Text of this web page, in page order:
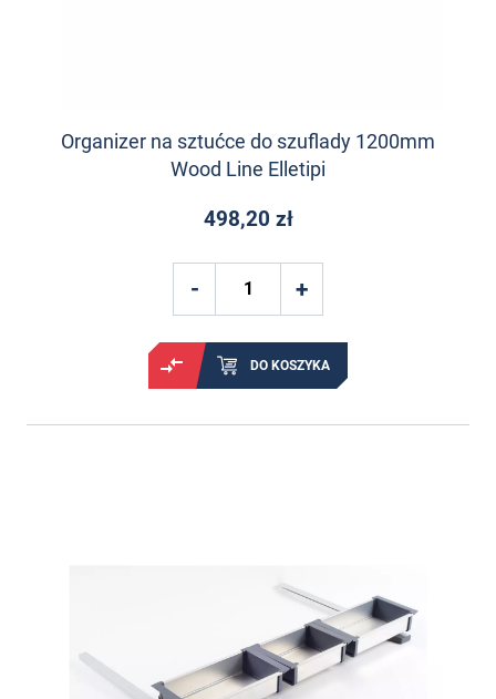
Organizer na sztućce do szuflady 1200mm
Wood Line Elletipi
498,20 zł
DO KOSZYKA